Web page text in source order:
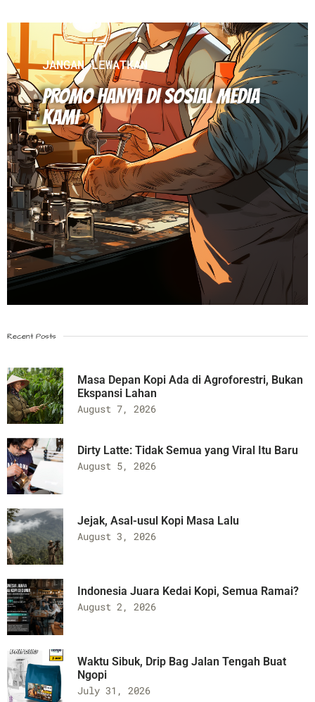
JANGAN LEWATKAN
PROMO HANYA DI SOSIAL MEDIA
KAMI
Recent Posts
Masa Depan Kopi Ada di Agroforestri, Bukan
Ekspansi Lahan
August 7, 2026
Dirty Latte: Tidak Semua yang Viral Itu Baru
August 5, 2026
Jejak, Asal-usul Kopi Masa Lalu
August 3, 2026
Indonesia Juara Kedai Kopi, Semua Ramai?
August 2, 2026
Waktu Sibuk, Drip Bag Jalan Tengah Buat
Ngopi
July 31, 2026